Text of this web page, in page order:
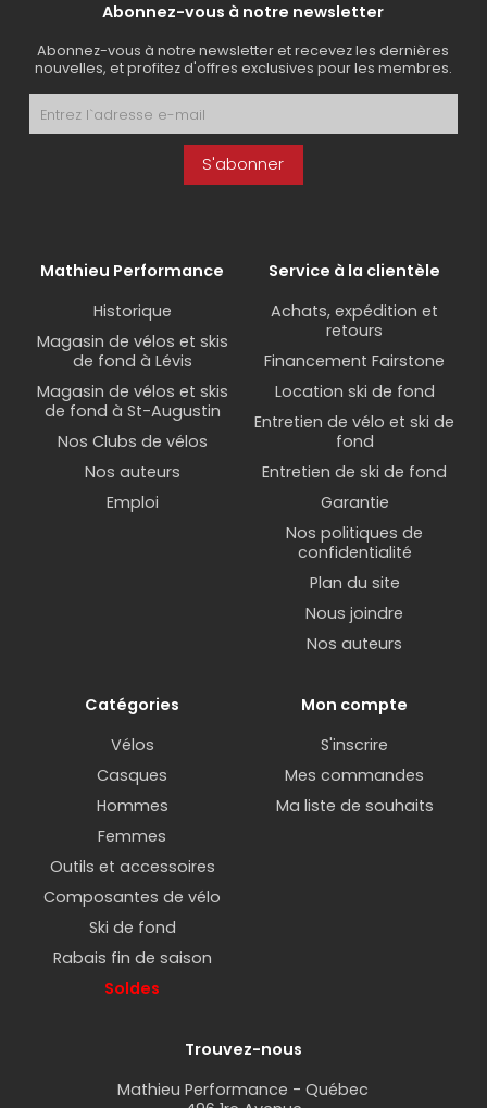
Abonnez-vous à notre newsletter
Abonnez-vous à notre newsletter et recevez les dernières
nouvelles, et profitez d'offres exclusives pour les membres.
S'abonner
Mathieu Performance
Historique
Magasin de vélos et skis
de fond à Lévis
Magasin de vélos et skis
de fond à St-Augustin
Nos Clubs de vélos
Nos auteurs
Emploi
Service à la clientèle
Achats, expédition et
retours
Financement Fairstone
Location ski de fond
Entretien de vélo et ski de
fond
Entretien de ski de fond
Garantie
Nos politiques de
confidentialité
Plan du site
Nous joindre
Nos auteurs
Catégories
Vélos
Casques
Hommes
Femmes
Outils et accessoires
Composantes de vélo
Ski de fond
Rabais fin de saison
Soldes
Mon compte
S'inscrire
Mes commandes
Ma liste de souhaits
Trouvez-nous
Mathieu Performance - Québec